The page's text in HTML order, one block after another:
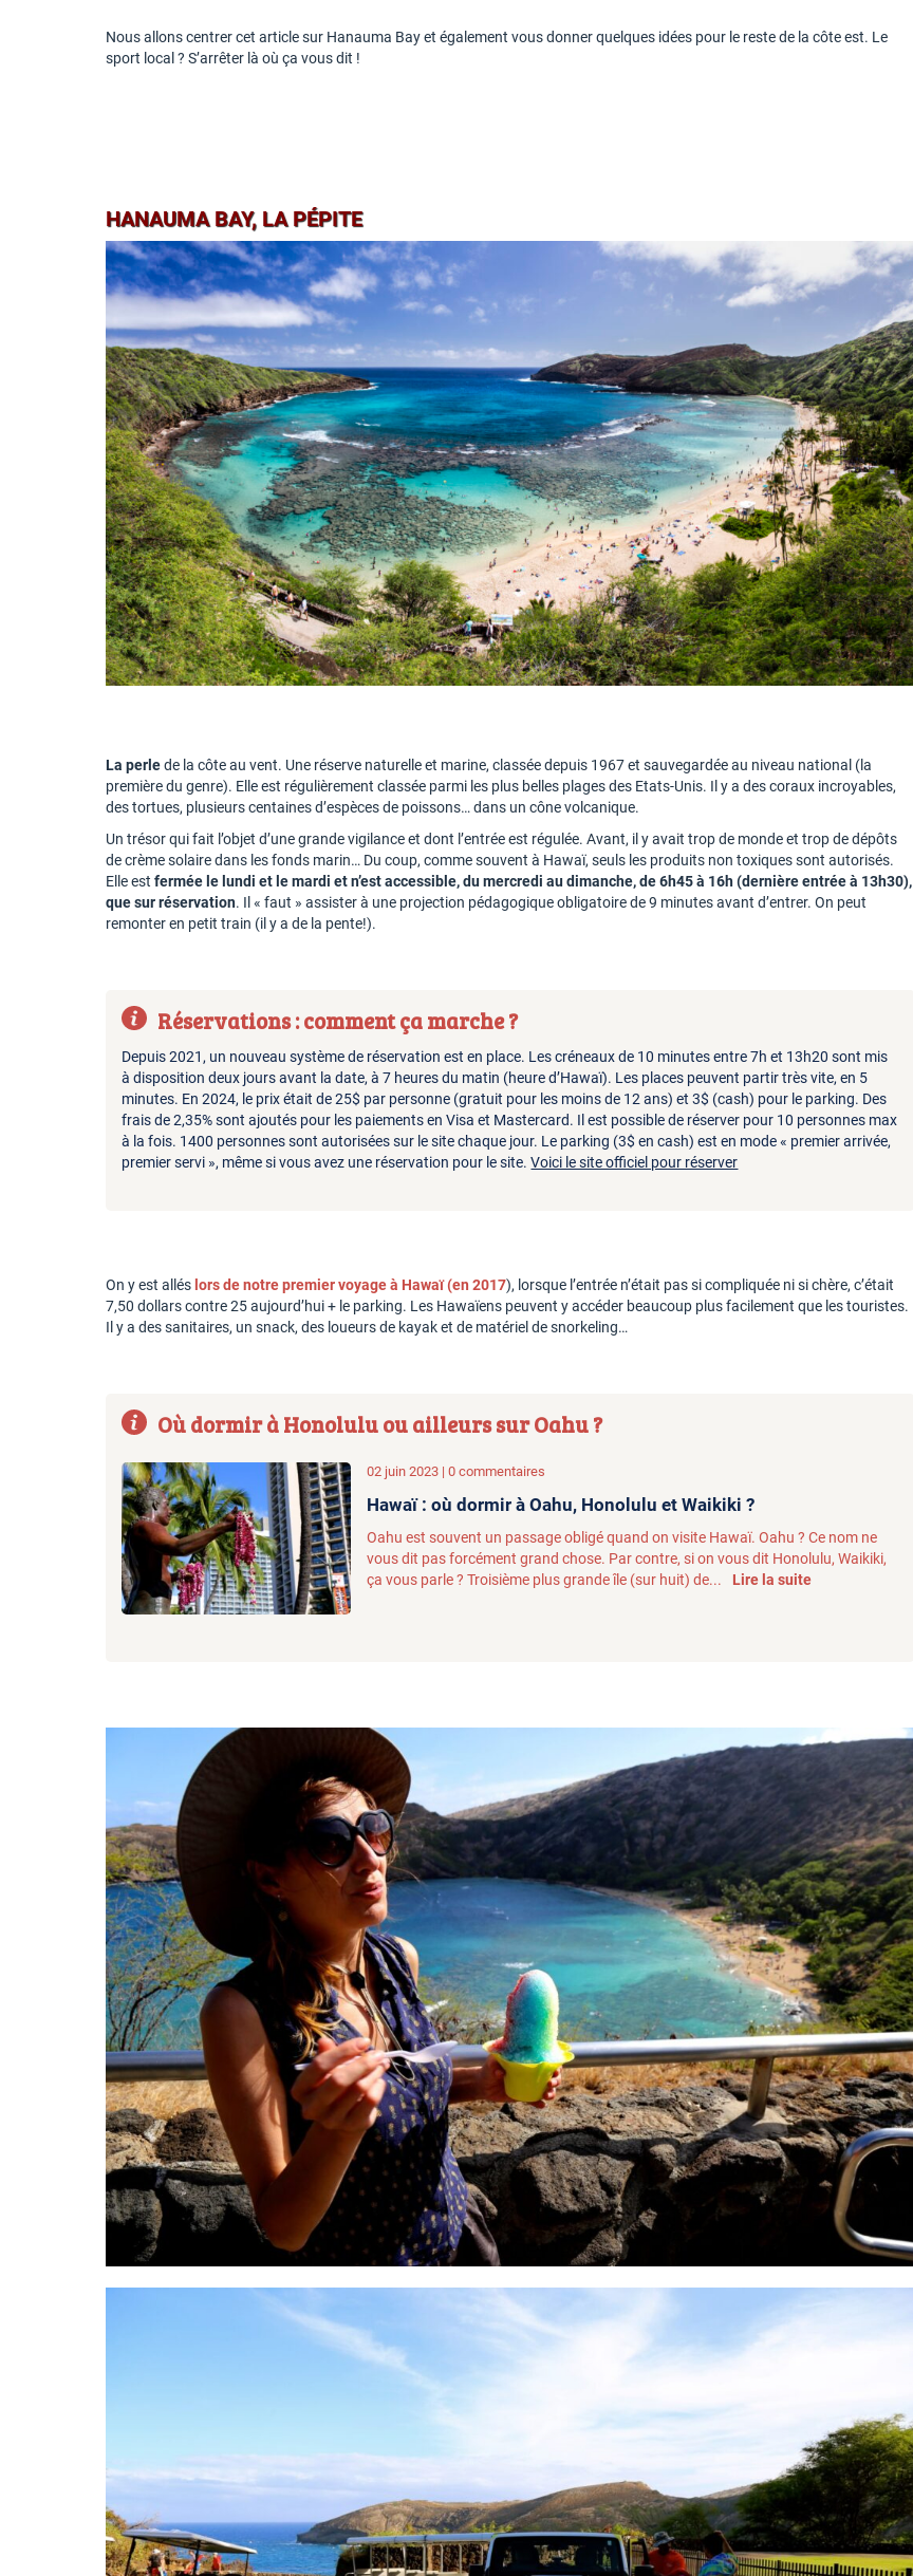
Nous allons centrer cet article sur Hanauma Bay et également vous donner quelques idées pour le reste de la côte est. Le
sport local ? S’arrêter là où ça vous dit !
HANAUMA BAY, LA PÉPITE
La perlede la côte au vent. Une réserve naturelle et marine, classée depuis 1967 et sauvegardée au niveau national (la
première du genre). Elle est régulièrement classée parmi les plus belles plages des Etats-Unis. Il y a des coraux incroyables,
des tortues, plusieurs centaines d’espèces de poissons… dans un cône volcanique.
Un trésor qui fait l’objet d’une grande vigilance et dont l’entrée est régulée. Avant, il y avait trop de monde et trop de dépôts
de crème solaire dans les fonds marin… Du coup, comme souvent à Hawaï, seuls les produits non toxiques sont autorisés.
Elle estfermée le lundi et le mardi et n’est accessible, du mercredi au dimanche, de 6h45 à 16h (dernière entrée à 13h30),
que sur réservation. Il « faut » assister à une projection pédagogique obligatoire de 9 minutes avant d’entrer. On peut
remonter en petit train (il y a de la pente!).
Réservations : comment ça marche ?
Depuis 2021, un nouveau système de réservation est en place. Les créneaux de 10 minutes entre 7h et 13h20 sont mis
à disposition deux jours avant la date, à 7 heures du matin (heure d’Hawaï). Les places peuvent partir très vite, en 5
minutes. En 2024, le prix était de 25$ par personne (gratuit pour les moins de 12 ans) et 3$ (cash) pour le parking. Des
frais de 2,35% sont ajoutés pour les paiements en Visa et Mastercard. Il est possible de réserver pour 10 personnes max
à la fois. 1400 personnes sont autorisées sur le site chaque jour. Le parking (3$ en cash) est en mode « premier arrivée,
premier servi », même si vous avez une réservation pour le site.Voici le site officiel pour réserver
On y est allés lors de notre premier voyage à Hawaï (en 2017), lorsque l’entrée n’était pas si compliquée ni si chère, c’était
7,50 dollars contre 25 aujourd’hui + le parking. Les Hawaïens peuvent y accéder beaucoup plus facilement que les touristes.
Il y a des sanitaires, un snack, des loueurs de kayak et de matériel de snorkeling…
Où dormir à Honolulu ou ailleurs sur Oahu ?
02 juin 2023 | 0 commentaires
Hawaï : où dormir à Oahu, Honolulu et Waikiki ?
Oahu est souvent un passage obligé quand on visite Hawaï. Oahu ? Ce nom ne
vous dit pas forcément grand chose. Par contre, si on vous dit Honolulu, Waikiki,
ça vous parle ? Troisième plus grande île (sur huit) de...
Lire la suite